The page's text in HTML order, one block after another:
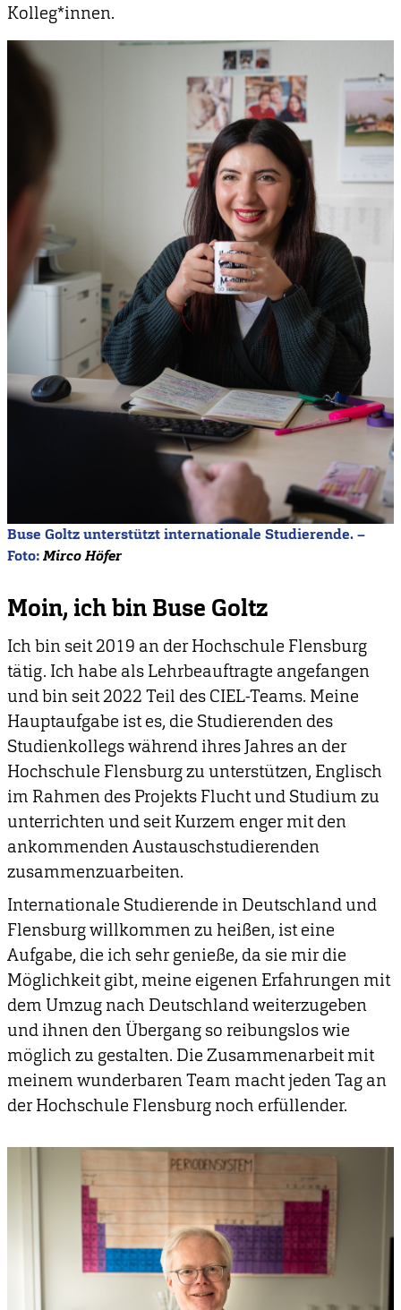
Kolleg*innen.
Buse Goltz unterstützt internationale Studierende. –
Foto:Mirco Höfer
Moin, ich bin Buse Goltz
Ich bin seit 2019 an der Hochschule Flensburg
tätig. Ich habe als Lehrbeauftragte angefangen
und bin seit 2022 Teil des CIEL-Teams. Meine
Hauptaufgabe ist es, die Studierenden des
Studienkollegs während ihres Jahres an der
Hochschule Flensburg zu unterstützen, Englisch
im Rahmen des Projekts Flucht und Studium zu
unterrichten und seit Kurzem enger mit den
ankommenden Austauschstudierenden
zusammenzuarbeiten.
Internationale Studierende in Deutschland und
Flensburg willkommen zu heißen, ist eine
Aufgabe, die ich sehr genieße, da sie mir die
Möglichkeit gibt, meine eigenen Erfahrungen mit
dem Umzug nach Deutschland weiterzugeben
und ihnen den Übergang so reibungslos wie
möglich zu gestalten. Die Zusammenarbeit mit
meinem wunderbaren Team macht jeden Tag an
der Hochschule Flensburg noch erfüllender.